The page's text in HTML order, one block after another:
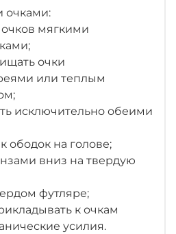
очками:
мягкими
очки
или теплым
исключительно обеими
ободок на голове;
вниз на твердую
футляре;
к очкам
усилия.